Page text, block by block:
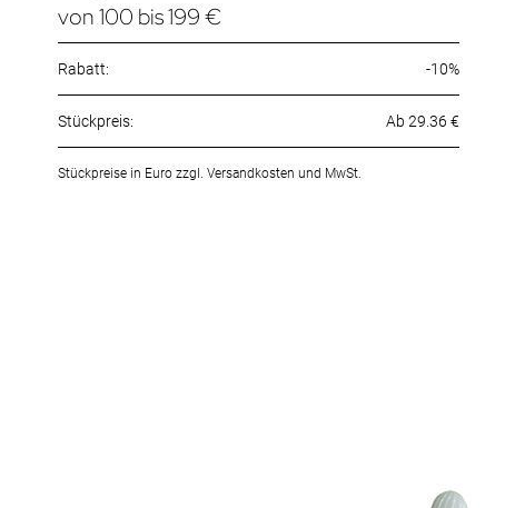
von 100 bis 199 €
Rabatt: -10%
Ab 29.36 €
Stückpreise in Euro zzgl. Versandkosten und MwSt.